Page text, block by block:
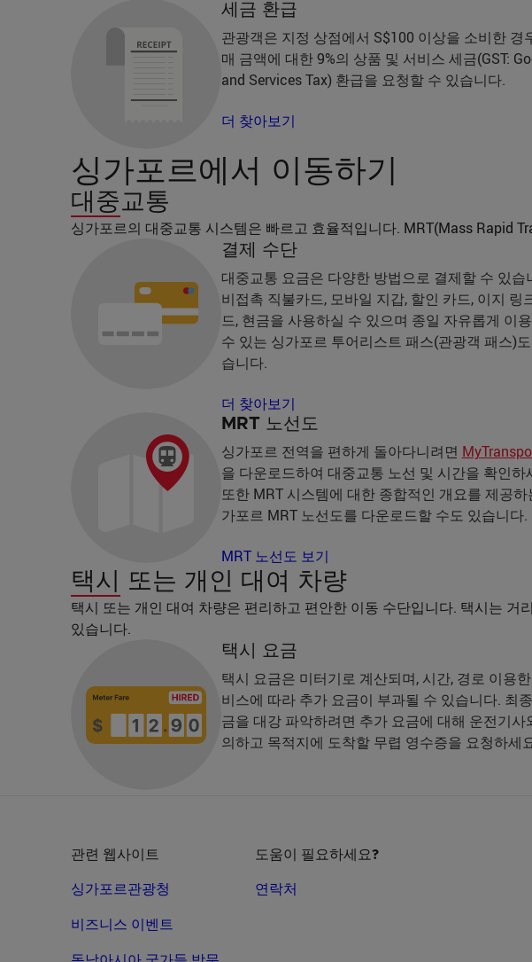
세금 환급
관광객은 지정 상점에서 S$100 이상을 소비한 경
매 금액에 대한 9%의 상품 및 서비스 세금(GST:
and Services Tax) 환급을 요청할 수 있습니다.
더 찾아보기
싱가포르에서 이동하기
대중교통
싱가포르의 대중교통 시스템은 빠르고 효율적입니다. MRT(Mass Rapid
결제 수단
대중교통 요금은 다양한 방법으로 결제할 수 있습
비접촉 직불카드, 모바일 지갑, 할인 카드, 이지 링
드, 현금을 사용하실 수 있으며 종일 자유롭게 이
수 있는 싱가포르 투어리스트 패스(관광객 패스)
습니다.
더 찾아보기
MRT 노선도
싱가포르 전역을 편하게 돌아다니려면
을 다운로드하여 대중교통 노선 및 시간을 확인하
또한 MRT 시스템에 대한 종합적인 개요를 제공하
가포르 MRT 노선도를 다운로드할 수도 있습니다.
MRT 노선도 보기
택시 또는 개인 대여 차량
택시 또는 개인 대여 차량은 편리하고 편안한 이동 수단입니다. 택시는
있습니다.
택시 요금
택시 요금은 미터기로 계산되며, 시간, 경로 이용
비스에 따라 추가 요금이 부과될 수 있습니다. 최
금을 대강 파악하려면 추가 요금에 대해 운전기사
의하고 목적지에 도착할 무렵 영수증을 요청하세
관련 웹사이트
싱가포르관광청
비즈니스 이벤트
도움이 필요하세요?
연락처